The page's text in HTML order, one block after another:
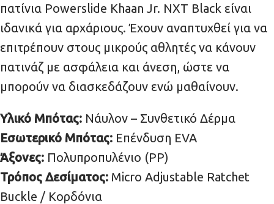
πατίνια Powerslide Khaan Jr. NXT Black είναι
ιδανικά για αρχάριους. Έχουν αναπτυχθεί για να
επιτρέπουν στους μικρούς αθλητές να κάνουν
πατινάζ με ασφάλεια και άνεση, ώστε να
μπορούν να διασκεδάζουν ενώ μαθαίνουν.
Υλικό Μπότας: Νάυλον – Συνθετικό Δέρμα
Εσωτερικό Μπότας: Επένδυση EVA
Άξονες: Πολυπροπυλένιο (PP)
Τρόπος Δεσίματος: Micro Adjustable Ratchet
Buckle / Κορδόνια